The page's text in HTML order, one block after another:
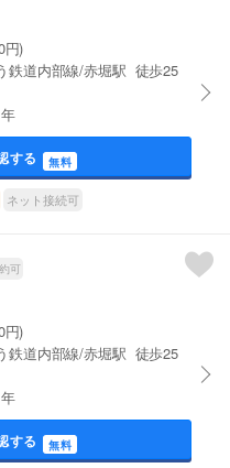
円)
鉄道内部線/赤堀駅 徒歩25
する 無料
ネット接続可
可
円)
鉄道内部線/赤堀駅 徒歩25
する 無料